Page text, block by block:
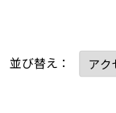
並び替え：